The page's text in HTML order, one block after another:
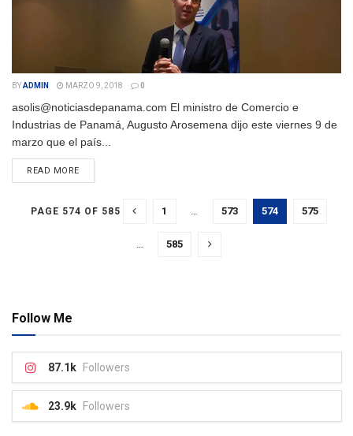
BYADMIN MARZO 9, 2018 0
asolis@noticiasdepanama.com El ministro de Comercio e
Industrias de Panamá, Augusto Arosemena dijo este viernes 9 de
marzo que el país...
READ MOREDETAILS
PAGE 574 OF 585 1 … 573 574 575
… 585
Follow Me
87.1k Followers
23.9k Followers